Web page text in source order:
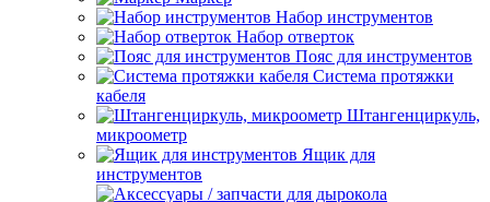
Набор инструментов
Набор отверток
Пояс для инструментов
Система протяжки
кабеля
Штангенциркуль,
микроометр
Ящик для
инструментов